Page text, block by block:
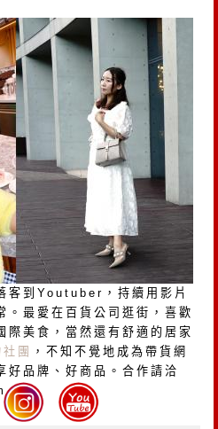
客到Youtuber，持續用影片
。最愛在百貨公司逛街，喜歡
際美食，當然還有舒適的居家
團
，不知不覺地成為帶貨網
好品牌、好商品。合作請洽